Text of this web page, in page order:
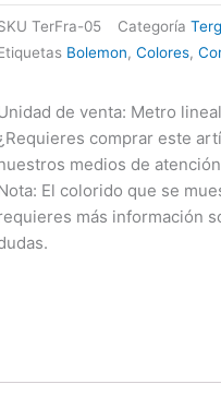
cantidadTerFra-05 Categoría
Bolemon, Colores,
de venta: Metro
comprar este
medios de
El colorido que se
más información